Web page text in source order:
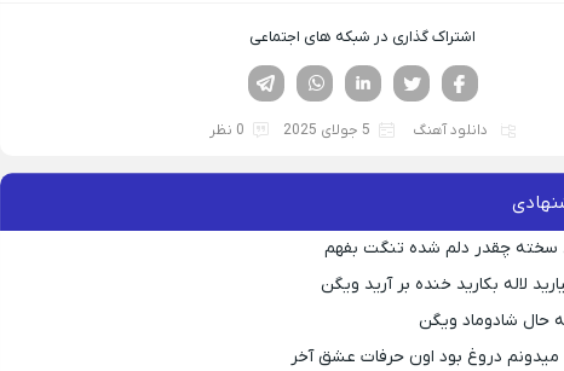
اشتراک گذاری در شبکه های اجتماعی
لینکدین تویتر
فیسوک
دانلود آهنگ 5 جولای 2025 0 نظر
سخته چقدر دلم شده تنگت بفهم
لاله بکارید خنده بر آرید ویگن
حال شادوماد ویگن
میدونم دروغ بود اون حرفات عشق آخر